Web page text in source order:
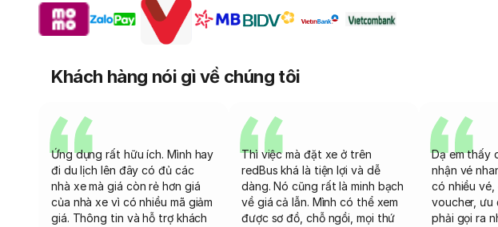
Khách hàng nói gì về chúng tôi
Ứng dụng rất hữu ích. Mình hay
đi du lịch lên đây có đủ các
nhà xe mà giá còn rẻ hơn giá
của nhà xe vì có nhiều mã giảm
giá. Thông tin và hỗ trợ khách
Thì việc mà đặt xe ở trên
redBus khá là tiện lợi và dễ
dàng. Nó cũng rất là minh bạch
về giá cả lẫn. Mình có thể xem
được sơ đồ, chỗ ngồi, mọi thứ
Dạ em thấy
nhận vé
có nhiều vé,
voucher, ưu
phải gọi ra